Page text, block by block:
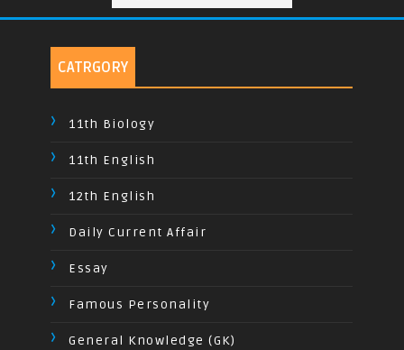
CATRGORY
11th Biology
11th English
12th English
Daily Current Affair
Essay
Famous Personality
General Knowledge (GK)